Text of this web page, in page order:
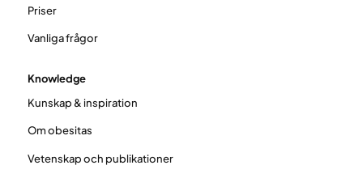
Priser
Vanliga frågor
Knowledge
Kunskap & inspiration
Om obesitas
Vetenskap och publikationer